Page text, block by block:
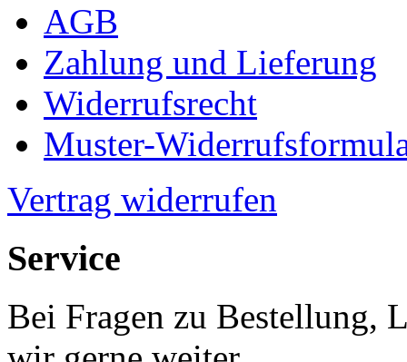
AGB
Zahlung und Lieferung
Widerrufsrecht
Muster-
Vertrag widerrufen
Service
Bei Fragen zu Bestellung,